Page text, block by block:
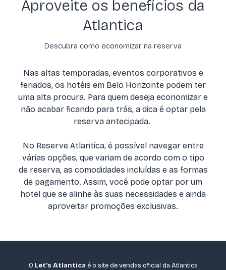
Aproveite os benefícios da
Atlantica
Descubra como economizar na reserva
Nas altas temporadas, eventos corporativos e
feriados, os hotéis em Belo Horizonte podem ter
uma alta procura. Para quem deseja economizar e
não acabar ficando para trás, a dica é optar pela
reserva antecipada.
No Reserve Atlantica, é possível navegar entre
várias opções, que variam de acordo com o tipo
de reserva, as comodidades incluídas e as formas
de pagamento. Assim, você pode optar por um
hotel que se alinhe às suas necessidades e ainda
aproveitar promoções exclusivas.
O Let's Atlantica é o site de vendas oficial da Atlantica